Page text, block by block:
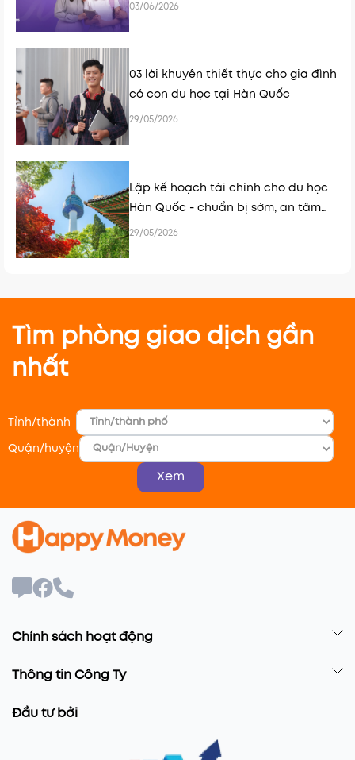
03/06/2026
03 lời khuyên thiết thực cho gia đình
có con du học tại Hàn Quốc
29/05/2026
Lập kế hoạch tài chính cho du học
Hàn Quốc - chuẩn bị sớm, an tâm
hơn
29/05/2026
Tìm phòng giao dịch gần
nhất
Tỉnh/thành
Quận/huyện
Xem
Chính sách hoạt động
Thông tin Công Ty
Đầu tư bởi